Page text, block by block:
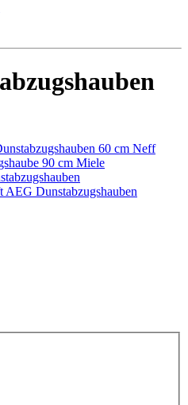
60 cm Neff
90 cm Miele
AEG Dunstabzugshauben